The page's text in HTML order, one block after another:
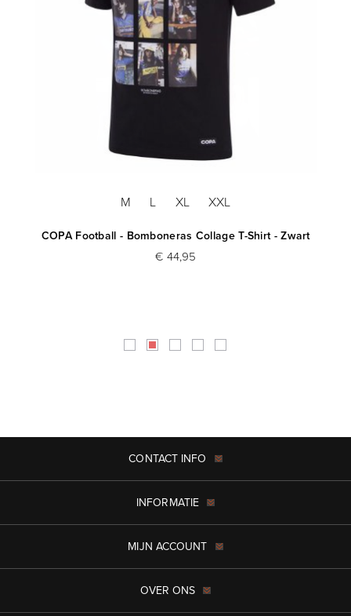
M L XL XXL
COPA Football - Bomboneras Collage T-Shirt - Zwart
€ 44,95
CONTACT INFO
INFORMATIE
MIJN ACCOUNT
OVER ONS